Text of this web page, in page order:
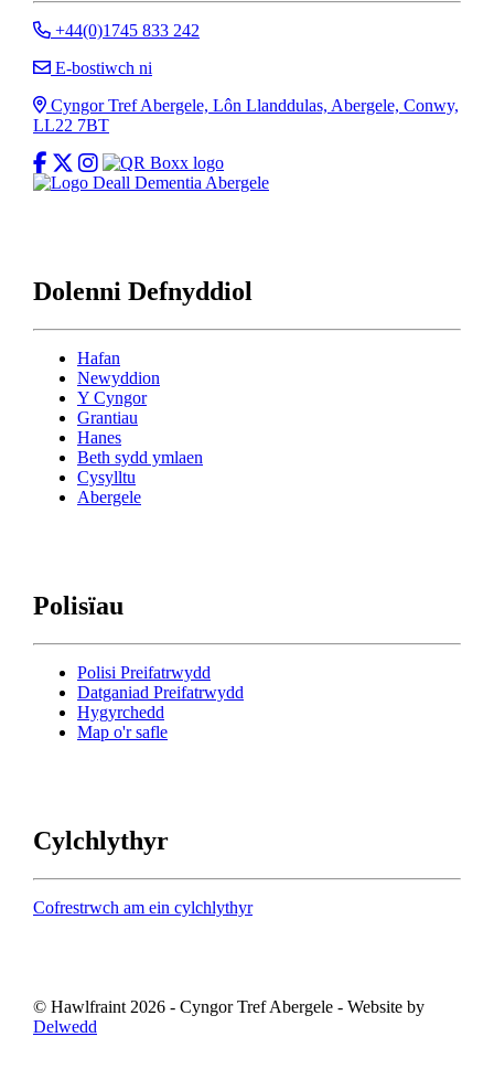
Ffoniwch Cyngor Tref Abergele
+44(0)1745 833 242
E-bostiwch Cyngor Tref Abergele
E-bostiwch ni
Cyfeiriad
Cyngor Tref Abergele, Lôn Llanddulas, Abergele, Conwy,
LL22 7BT
Hoffwch ni ar Facebook
Dilynwch Cyngor Tref Abergele ar X
Dilynwch Cyngor Tref Abergele ar Instagram
Dolenni Defnyddiol
Hafan
Newyddion
Y Cyngor
Grantiau
Hanes
Beth sydd ymlaen
Cysylltu
Abergele
Polisïau
Polisi Preifatrwydd
Datganiad Preifatrwydd
Hygyrchedd
Map o'r safle
Cylchlythyr
Cofrestrwch am ein cylchlythyr
© Hawlfraint 2026 - Cyngor Tref Abergele - Website by
Delwedd